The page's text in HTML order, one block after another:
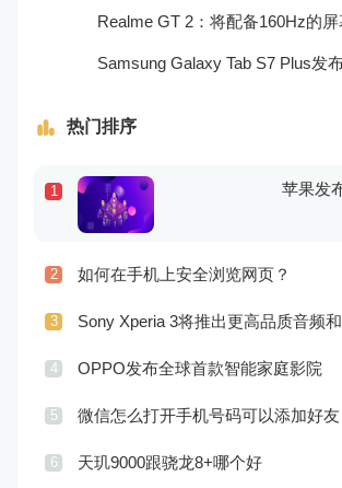
热门排序
1 苹果发
2 如何在手机上安全浏览网页？
3
4 OPPO发布全球首款智能家庭影院
5 微信怎么打开手机号码可以添加好友
6 天玑9000跟骁龙8+哪个好